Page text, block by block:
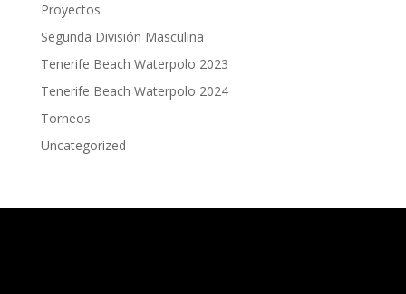
Proyectos
Segunda División Masculina
Tenerife Beach Waterpolo 2023
Tenerife Beach Waterpolo 2024
Torneos
Uncategorized